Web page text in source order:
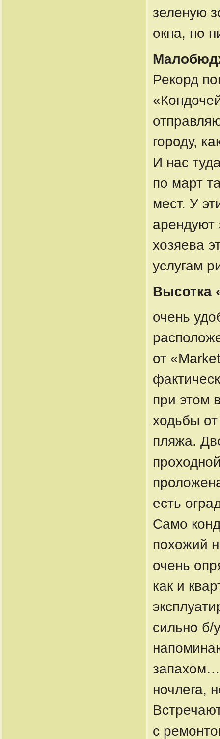
зеленую
окна, но
Рекорд
городу,
И нас
по март
мест. У
арендуют
хозяева
услугам
Высотка
очень
от
при этом
ходьбы от
пляжа.
есть
Само
похожий
очень
как и
сильно б/
запахом…
ночлега,
с